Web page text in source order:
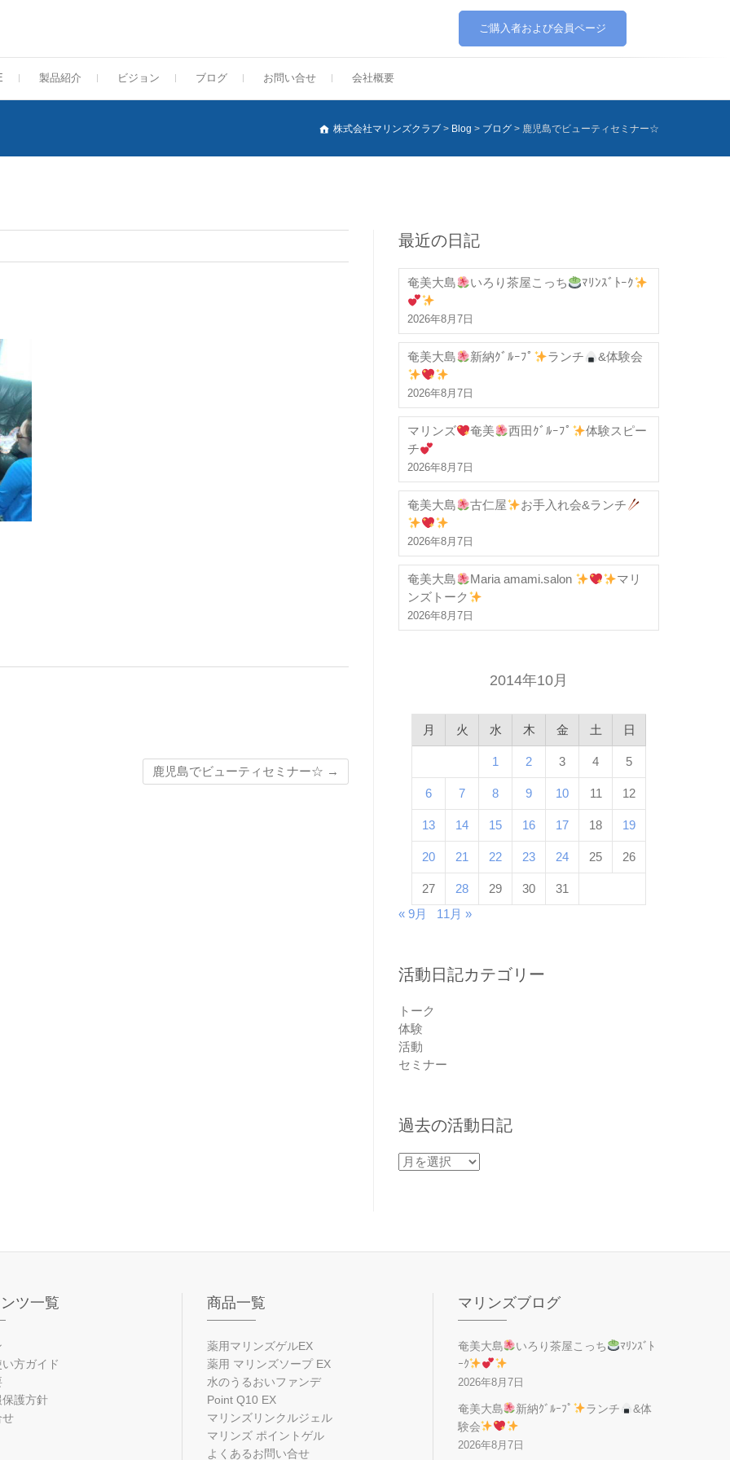
ご購入者および会員ページ
製品紹介 ビジョン ブログ お問い合せ 会社概要
株式会社マリンズクラブ > Blog > ブログ > 鹿児島でビューティセミナー☆
鹿児島でビューティセミナー☆ →
最近の日記
奄美大島 いろり茶屋こっち ﾏﾘﾝｽﾞﾄｰｸ
2026年8月7日
奄美大島 新納ｸﾞﾙｰﾌﾟ ランチ &体験会
2026年8月7日
マリンズ 奄美 西田ｸﾞﾙｰﾌﾟ
体験スピー
チ
2026年8月7日
奄美大島 古仁屋 お手入れ会&ランチ
2026年8月7日
奄美大島 Maria amami.salon
マリ
ンズトーク
2026年8月7日
2014年10月
月 火 水 木 金 土 日
1 2 3 4 5
6 7 8 9 10 11 12
13 14 15 16 17 18 19
20 21 22 23 24 25 26
27 28 29 30
31
« 9月
11月 »
活動日記カテゴリー
トーク
体験
活動
セミナー
過去の活動日記
過
日
ツ一覧
方ガイド
護方針
せ
商品一覧
薬用マリンズゲルEX
薬用 マリンズソープ EX
水のうるおいファンデ
Point Q10 EX
マリンズリンクルジェル
マリンズ ポイントゲル
よくあるお問い合せ
マリンズブログ
奄美大島 いろり茶屋こっち
ﾏﾘﾝｽﾞﾄ
ｰｸ
2026年8月7日
奄美大島 新納ｸﾞﾙｰﾌﾟ ランチ
&体
験会
2026年8月7日